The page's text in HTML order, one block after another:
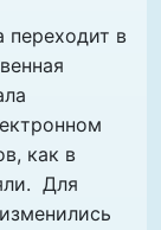
переходит в
как в
Для